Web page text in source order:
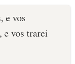
e vos
e vos trarei